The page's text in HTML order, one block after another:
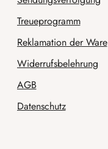
Treueprogramm
Reklamation der Ware
Widerrufsbelehrung
AGB
Datenschutz